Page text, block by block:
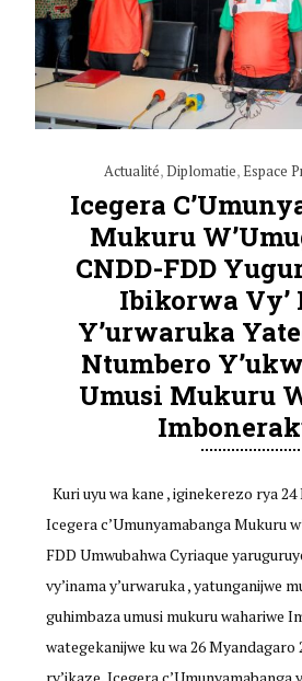
Actualité,Diplomatie,Espace
Icegera
Mukuru
CNDD-FDD
Ibikorwa Vy’
Y’urwaruka
Ntumbero
Umusi Mukuru
Kuri uyu wa kane , iginekerezo rya
Icegera c’Umunyamabanga Mukuru
FDD Umwubahwa Cyriaque
vy’inama y’urwaruka , yatunganijwe
guhimbaza umusi mukuru wahariwe
wategekanijwe ku wa 26 Myandagaro